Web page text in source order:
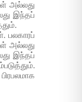
அல்லது
இந்தப்
பலகாரப்
அல்லது
இந்தப்